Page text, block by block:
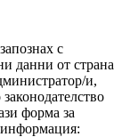
с
данни от страна
и,
форма за
информация: